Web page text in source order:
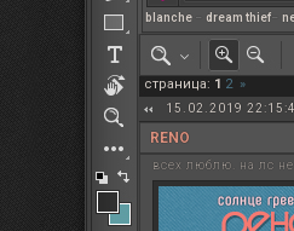
blanche – dream thief–
страница: 1 2 »
15.02.2019
RENO
всех люблю. на лс